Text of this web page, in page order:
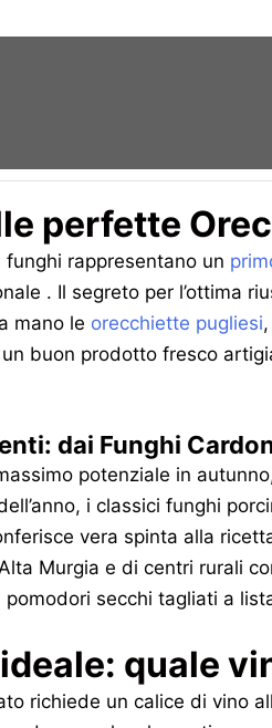
perfette
rappresentano un
. Il segreto per l’ottima
mano le orecchiette pugliesi
buon prodotto fresco
dai Funghi
potenziale in
i classici funghi
vera spinta alla
Murgia e di centri rurali
secchi tagliati a
quale
richiede un calice di vino